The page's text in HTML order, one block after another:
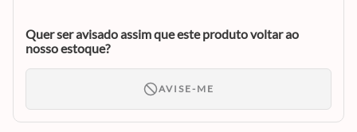
Quer ser avisado assim que este produto voltar ao
nosso estoque?
AVISE-ME